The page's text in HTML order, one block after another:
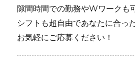
隙間時間での勤務やWワークも
シフトも超自由であなたに合っ
お気軽にご応募ください！